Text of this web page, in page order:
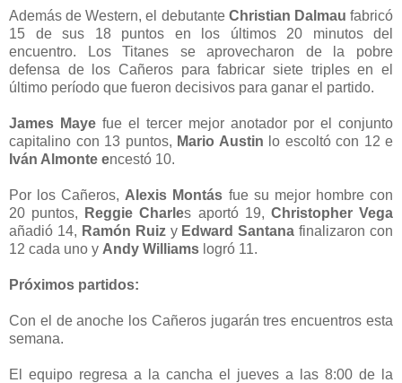
Además de Western, el debutante Christian Dalmau fabricó
15 de sus 18 puntos en los últimos 20 minutos del
encuentro. Los Titanes se aprovecharon de la pobre
defensa de los Cañeros para fabricar siete triples en el
último período que fueron decisivos para ganar el partido.
James Maye fue el tercer mejor anotador por el conjunto
capitalino con 13 puntos, Mario Austin lo escoltó con 12 e
Iván Almonte encestó 10.
Por los Cañeros, Alexis Montás fue su mejor hombre con
20 puntos, Reggie Charles aportó 19, Christopher Vega
añadió 14, Ramón Ruiz yEdward Santanafinalizaron con
12 cada uno y Andy Williams logró 11.
Próximos partidos:
Con el de anoche los Cañeros jugarán tres encuentros esta
semana.
El equipo regresa a la cancha el jueves a las 8:00 de la